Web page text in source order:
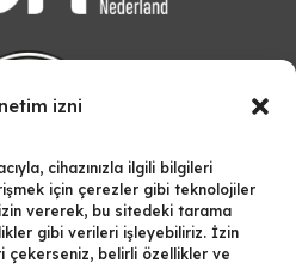
izni
cihazınızla ilgili bilgileri
için çerezler gibi teknolojiler
vererek, bu sitedeki tarama
gibi verileri işleyebiliriz. İzin
çekerseniz, belirli özellikler ve